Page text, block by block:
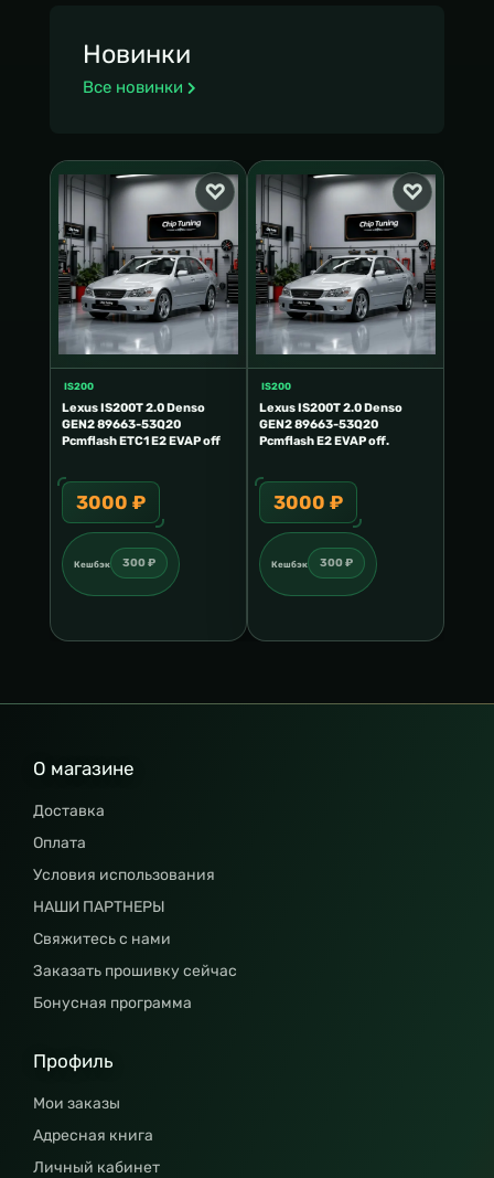
Новинки
Все новинки
IS200
Lexus IS200T 2.0 Denso
GEN2 89663-53Q20
Pcmflash ETC1 E2 EVAP off
3000 ₽
Кешбэк 300 ₽
IS200
Lexus IS200T 2.0 Denso
GEN2 89663-53Q20
Pcmflash E2 EVAP off.
3000 ₽
Кешбэк 300 ₽
О магазине
Доставка
Оплата
Условия использования
НАШИ ПАРТНЕРЫ
Свяжитесь с нами
Заказать прошивку сейчас
Бонусная программа
Профиль
Мои заказы
Адресная книга
Личный кабинет